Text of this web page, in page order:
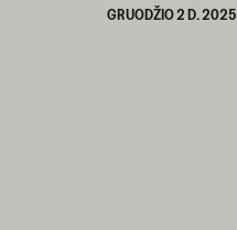
GRUODŽIO 2 D. 2025